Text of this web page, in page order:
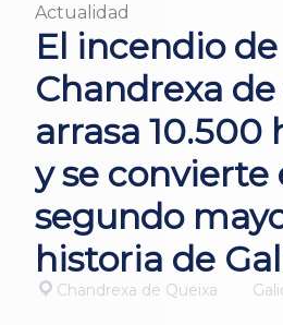
Actualidad
El incendio de
Chandrexa
arrasa 10.500
y se convierte
segundo
historia de
Chandrexa de Queixa